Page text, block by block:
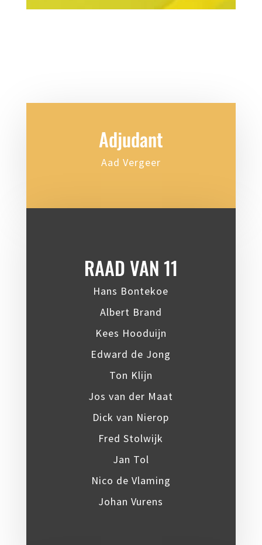
Adjudant
Aad Vergeer
RAAD VAN 11
Hans Bontekoe
Albert Brand
Kees Hooduijn
Edward de Jong
Ton Klijn
Jos van der Maat
Dick van Nierop
Fred Stolwijk
Jan Tol
Nico de Vlaming
Johan Vurens